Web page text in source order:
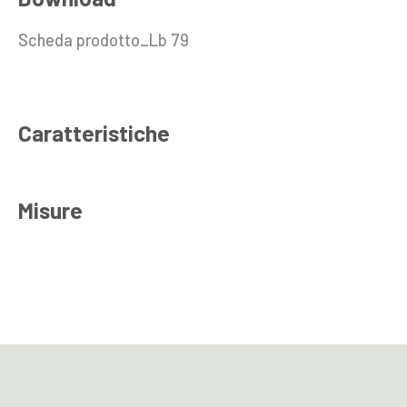
Scheda prodotto_Lb 79
Caratteristiche
Misure